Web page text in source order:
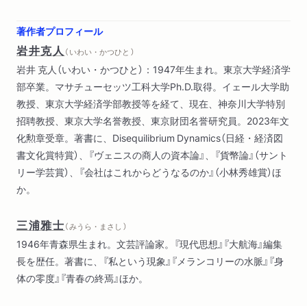
著作者プロフィール
岩井克人 （ いわい・かつひと ）
岩井 克人（いわい・かつひと）：1947年生まれ。東京大学経済学
部卒業。マサチューセッツ工科大学Ph.D.取得。イェール大学助
教授、東京大学経済学部教授等を経て、現在、神奈川大学特別
招聘教授、東京大学名誉教授、東京財団名誉研究員。2023年文
化勲章受章。著書に、Disequilibrium Dynamics（日経・経済図
書文化賞特賞）、『ヴェニスの商人の資本論』、『貨幣論』（サント
リー学芸賞）、『会社はこれからどうなるのか』（小林秀雄賞）ほ
か。
三浦雅士（ みうら・まさし ）
1946年青森県生まれ。文芸評論家。『現代思想』『大航海』編集
長を歴任。著書に、『私という現象』『メランコリーの水脈』『身
体の零度』『青春の終焉』ほか。